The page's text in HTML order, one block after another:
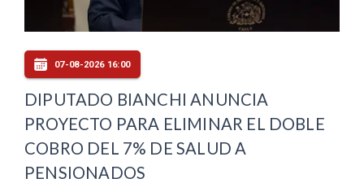
07-08-2026 16:00
DIPUTADO BIANCHI ANUNCIA
PROYECTO PARA ELIMINAR EL DOBLE
COBRO DEL 7% DE SALUD A
PENSIONADOS